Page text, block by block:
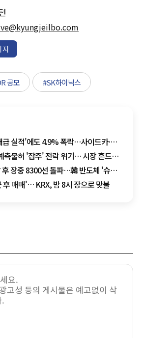
공모 #SK하이닉스
급 실적'에도 4.9% 폭락…사이드카·
측불허 '잡주' 전락 위기… 시장 흔드는
해야"
후 장중 8300선 돌파…韓 반도체 '슈퍼
후 매매'… KRX, 밤 8시 장으로 맞불